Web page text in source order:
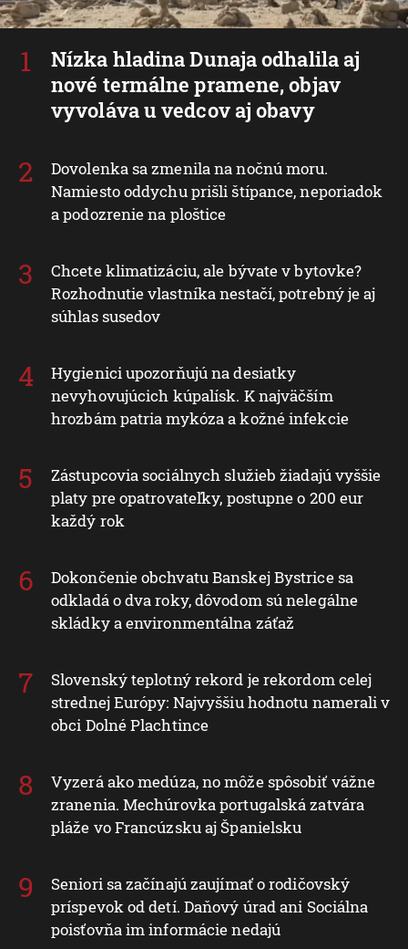
Nízka hladina Dunaja odhalila aj
nové termálne pramene, objav
vyvoláva u vedcov aj obavy
Dovolenka sa zmenila na nočnú moru.
Namiesto oddychu prišli štípance, neporiadok
a podozrenie na ploštice
Chcete klimatizáciu, ale bývate v bytovke?
Rozhodnutie vlastníka nestačí, potrebný je aj
súhlas susedov
Hygienici upozorňujú na desiatky
nevyhovujúcich kúpalísk. K najväčším
hrozbám patria mykóza a kožné infekcie
Zástupcovia sociálnych služieb žiadajú vyššie
platy pre opatrovateľky, postupne o 200 eur
každý rok
Dokončenie obchvatu Banskej Bystrice sa
odkladá o dva roky, dôvodom sú nelegálne
skládky a environmentálna záťaž
Slovenský teplotný rekord je rekordom celej
strednej Európy: Najvyššiu hodnotu namerali v
obci Dolné Plachtince
Vyzerá ako medúza, no môže spôsobiť vážne
zranenia. Mechúrovka portugalská zatvára
pláže vo Francúzsku aj Španielsku
Seniori sa začínajú zaujímať o rodičovský
príspevok od detí. Daňový úrad ani Sociálna
poisťovňa im informácie nedajú